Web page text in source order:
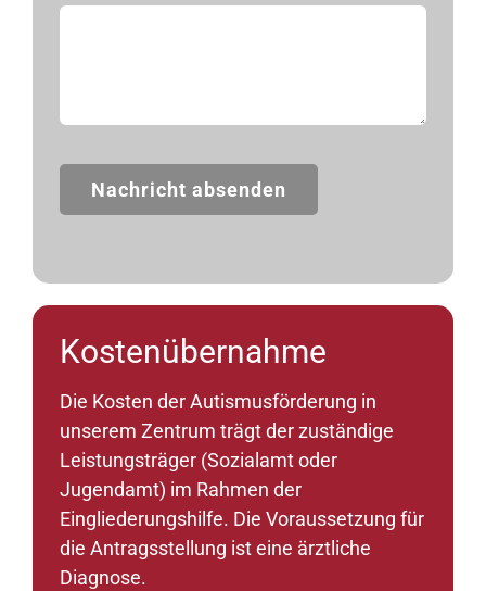
Nachricht absenden
Kostenübernahme
Die Kosten der Autismusförderung in
unserem Zentrum trägt der zuständige
Leistungsträger (Sozialamt oder
Jugendamt) im Rahmen der
Eingliederungshilfe. Die Voraussetzung für
die Antragsstellung ist eine ärztliche
Diagnose.